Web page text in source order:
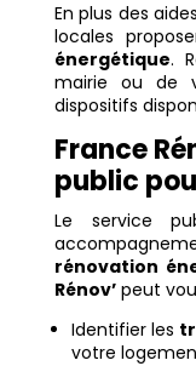
En plus des
locales
énergétique.
mairie ou de
dispositifs
France
public
Le service
rénovation
Rénov’peut
Identifier les
votre